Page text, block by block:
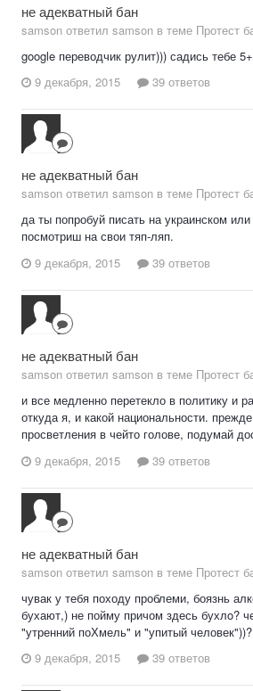
не адекватный бан
samson ответил samson в теме Протест
google переводчик рулит))) садись тебе
9 декабря, 2015
39 ответов
не адекватный бан
samson ответил samson в теме Протест
да ты попробуй писать на украинском
посмотриш на свои тяп-ляп.
9 декабря, 2015
39 ответов
не адекватный бан
samson ответил samson в теме Протест
и все медленно перетекло в политику и
откуда я, и какой национальности.
просветления в чейто голове, подумай
9 декабря, 2015
39 ответов
не адекватный бан
samson ответил samson в теме Протест
чувак у тебя походу проблеми, боязнь
бухают,) не пойму причом здесь бухлo?
"утренний поХмель" и "упитый
9 декабря, 2015
39 ответов